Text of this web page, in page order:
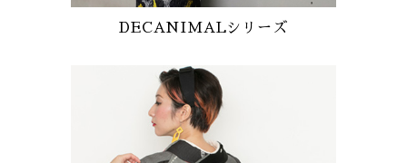
DECANIMALシリーズ